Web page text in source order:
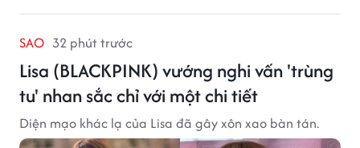
SAO 32 phút trước
Lisa (BLACKPINK) vướng nghi vấn 'trùng
tu' nhan sắc chỉ với một chi tiết
Diện mạo khác lạ của Lisa đã gây xôn xao bàn tán.